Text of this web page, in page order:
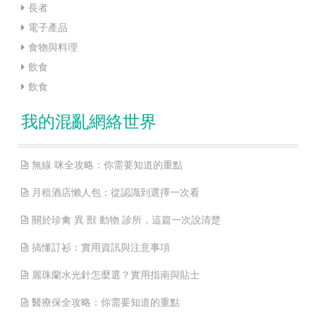
長者
電子產品
食物與料理
飲食
飲食
我的混亂網絡世界
無線 咪全攻略：你需要知道的重點
月租酒店懶人包：從認識到選擇一次看
關於珍禽 異 獸 動物 診所，這篇一次說清楚
搞懂訂衫：實用資訊與注意事項
麗珠蘭水光針怎麼選？實用指南與貼士
醫療保全攻略：你需要知道的重點